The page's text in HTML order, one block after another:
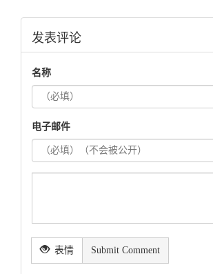
发表评论
名称
电子邮件
表情 Submit Comment